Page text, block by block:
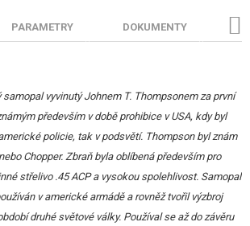
PARAMETRY DOKUMENTY
vyvinutý Johnem T. Thompsonem za první
především v době prohibice v USA, kdy byl
policie, tak v podsvětí. Thompson byl znám
Chopper. Zbraň byla oblíbená především pro
střelivo .45 ACP a vysokou spolehlivost. Samopal
v americké armádě a rovněž tvořil výzbroj
druhé světové války. Používal se až do závěru